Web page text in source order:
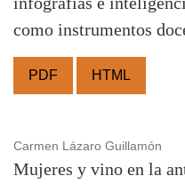
como instrumentos
PDF HTML
Carmen Lázaro Guillamón
Mujeres y vino en la